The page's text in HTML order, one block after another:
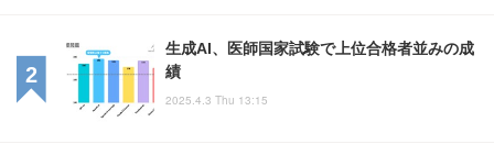
生成AI、医師国家試験で上位合格者並みの成
績
2025.4.3 Thu 13:15